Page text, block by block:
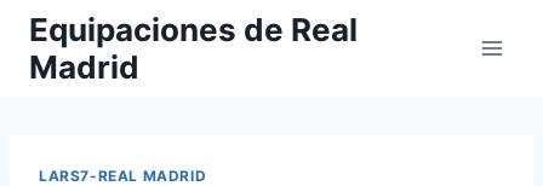
Saltar
contenido
Equipaciones de Real
Madrid
LARS7-REAL MADRID